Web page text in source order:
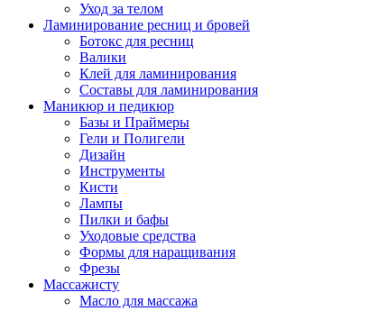
Уход за телом
Ламинирование ресниц и бровей
Ботокс для ресниц
Валики
Клей для ламинирования
Составы для ламинирования
Маникюр и педикюр
Базы и Праймеры
Гели и Полигели
Дизайн
Инструменты
Кисти
Лампы
Пилки и бафы
Уходовые средства
Формы для наращивания
Фрезы
Массажисту
Масло для массажа